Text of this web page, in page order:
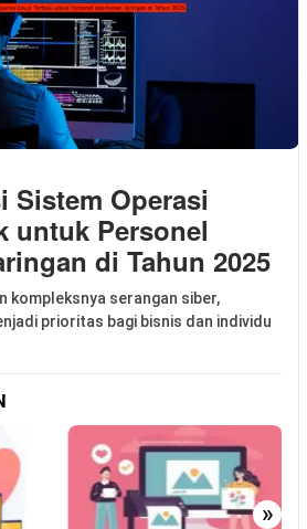
Sistem Operasi
untuk Personel
di Tahun 2025
kompleksnya serangan siber,
prioritas bagi bisnis dan individu
»